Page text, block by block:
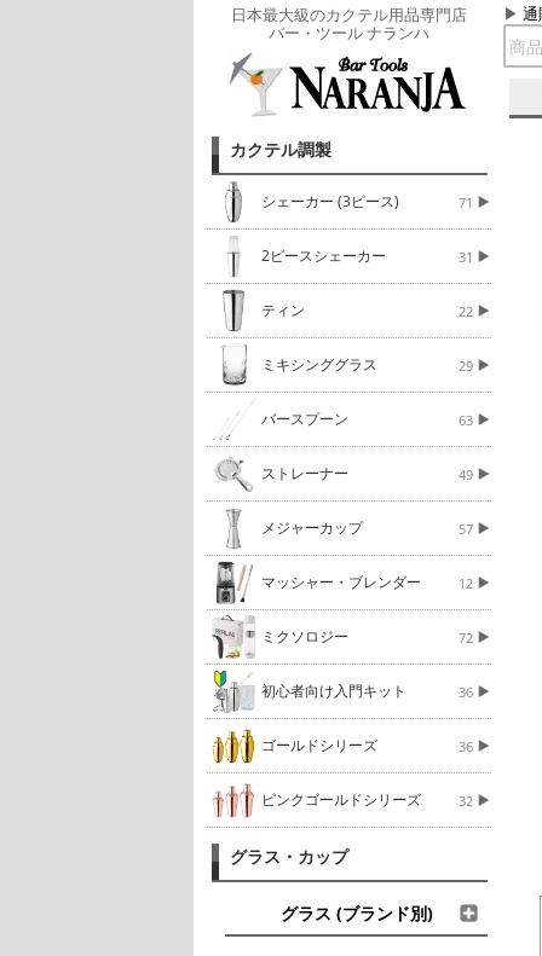
日本最大級のカクテル用品専門店
バー・ツール ナランハ
通
カクテル調製
シェーカー (3ピース) 71
2ピースシェーカー 31
ティン 22
ミキシンググラス 29
バースプーン 63
ストレーナー 49
メジャーカップ 57
マッシャー・ブレンダー 12
ミクソロジー 72
初心者向け入門キット 36
ゴールドシリーズ 36
ピンクゴールドシリーズ 32
グラス・カップ
グラス (ブランド別)